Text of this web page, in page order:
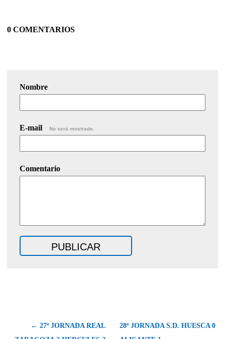
0 COMENTARIOS
Nombre
E-mail No será mostrado.
Comentario
← 27ª JORNADA REAL
28ª JORNADA S.D. HUESCA 0